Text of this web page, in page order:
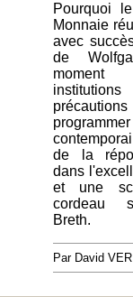
Pourquoi
Monnaie
avec
de
moment
de la
dans
et une
cordeau
Breth.
Par David